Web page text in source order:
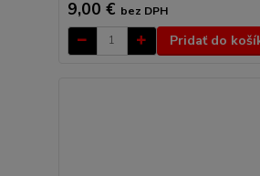
9,00 € bez DPH
Pridať do